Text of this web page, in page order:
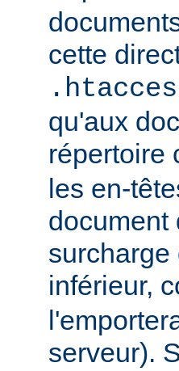
cette
qu'aux
répertoire
les en-
document
inférieur,
serveur).